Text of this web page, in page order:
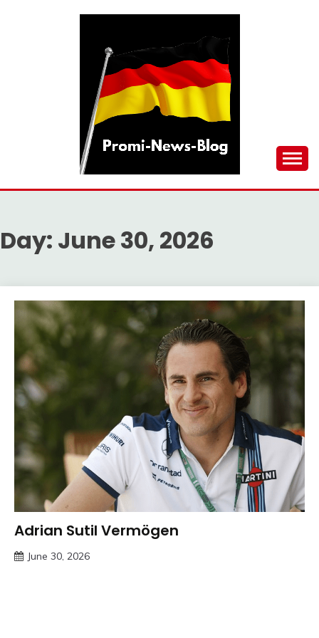
PROMI-NEWS-BLOG
Day: June 30, 2026
Trends
Adrian Sutil Vermögen
June 30, 2026